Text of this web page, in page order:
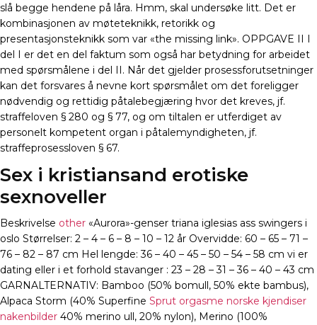
slå begge hendene på låra. Hmm, skal undersøke litt. Det er
kombinasjonen av møteteknikk, retorikk og
presentasjonsteknikk som var «the missing link». OPPGAVE II I
del I er det en del faktum som også har betydning for arbeidet
med spørsmålene i del II. Når det gjelder prosessforutsetninger
kan det forsvares å nevne kort spørsmålet om det foreligger
nødvendig og rettidig påtalebegjæring hvor det kreves, jf.
straffeloven § 280 og § 77, og om tiltalen er utferdiget av
personelt kompetent organ i påtalemyndigheten, jf.
straffeprosessloven § 67.
Sex i kristiansand erotiske
sexnoveller
Beskrivelse other «Aurora»-genser triana iglesias ass swingers i
oslo Størrelser: 2 – 4 – 6 – 8 – 10 – 12 år Overvidde: 60 – 65 – 71 –
76 – 82 – 87 cm Hel lengde: 36 – 40 – 45 – 50 – 54 – 58 cm vi er
dating eller i et forhold stavanger : 23 – 28 – 31 – 36 – 40 – 43 cm
GARNALTERNATIV: Bamboo (50% bomull, 50% ekte bambus),
Alpaca Storm (40% Superfine Sprut orgasme norske kjendiser
nakenbilder 40% merino ull, 20% nylon), Merino (100%